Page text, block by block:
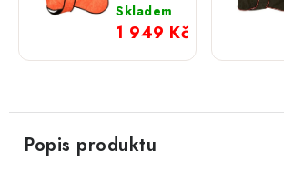
2.0
Softshellová
oranžová
Skladem
1 949 Kč
Popis produktu